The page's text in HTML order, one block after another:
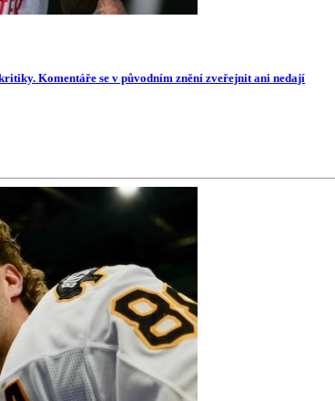
Komentáře se v původním znění zveřejnit ani nedají